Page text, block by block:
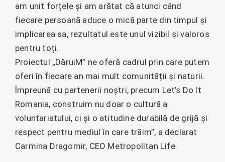
am unit forțele și am arătat că atunci când
fiecare persoană aduce o mică parte din timpul și
implicarea sa, rezultatul este unul vizibil și valoros
pentru toți.
Proiectul „DăruiM” ne oferă cadrul prin care putem
oferi în fiecare an mai mult comunității și naturii.
Împreună cu partenerii noștri, precum Let’s Do It
Romania, construim nu doar o cultură a
voluntariatului, ci și o atitudine durabilă de grijă și
respect pentru mediul în care trăim”, a declarat
Carmina Dragomir, CEO Metropolitan Life.